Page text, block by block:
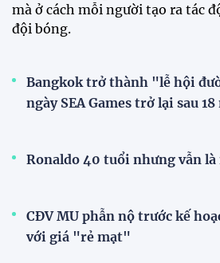
mà ở cách mỗi người tạo ra tác
đội bóng.
Bangkok trở thành "lễ hội
ngày SEA Games trở lại sau 18
Ronaldo 40 tuổi nhưng vẫn
CĐV MU phẫn nộ trước kế
với giá "rẻ mạt"